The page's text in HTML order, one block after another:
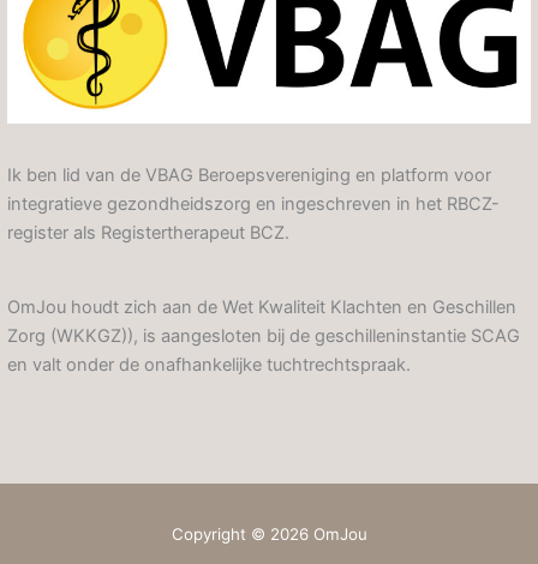
Ik ben lid van de VBAG Beroepsvereniging en platform voor
integratieve gezondheidszorg en ingeschreven in het RBCZ-
register als Registertherapeut BCZ.
OmJou houdt zich aan de Wet Kwaliteit Klachten en Geschillen
Zorg (WKKGZ)), is aangesloten bij de geschilleninstantie SCAG
en valt onder de onafhankelijke tuchtrechtspraak.
Copyright © 2026 OmJou